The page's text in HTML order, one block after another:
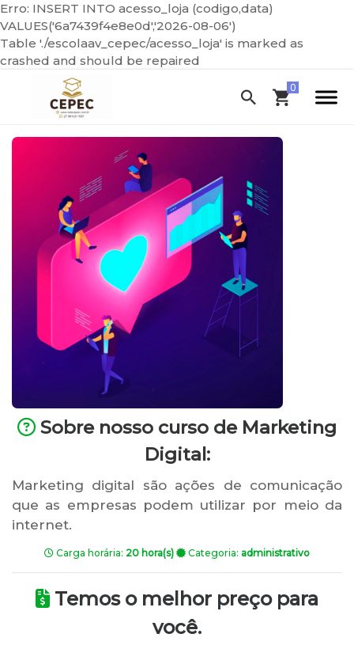
Erro: INSERT INTO acesso_loja (codigo,data)
VALUES('6a7439f4e8e0d','2026-08-06')
Table './escolaav_cepec/acesso_loja' is marked as
crashed and should be repaired
Sobre nosso curso de Marketing
Digital:
Marketing digital são ações de comunicação
que as empresas podem utilizar por meio da
internet.
Carga horária: 20 hora(s) Categoria: administrativo
Temos o melhor preço para
você.